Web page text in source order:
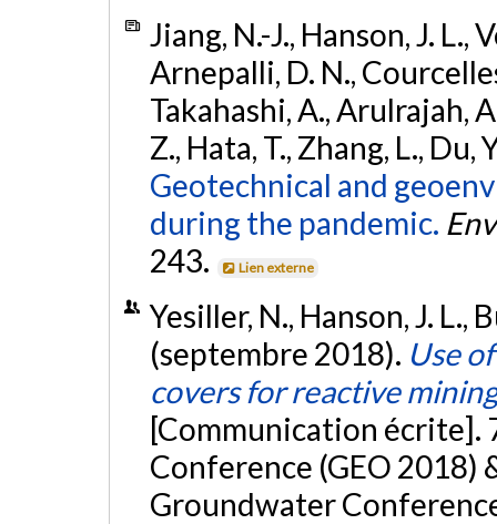
Jiang, N.-J., Hanson, J. L.,
Arnepalli, D. N.,
Takahashi, A., Arulrajah,
Z., Hata, T., Zhang, L., Du,
Geotechnical and
during the pandemic.
243.
Lien externe
Yesiller, N., Hanson, J. L.,
(septembre 2018). Use
covers for reactive
[Communication écrite].
Conference (GEO 2018)
Groundwater